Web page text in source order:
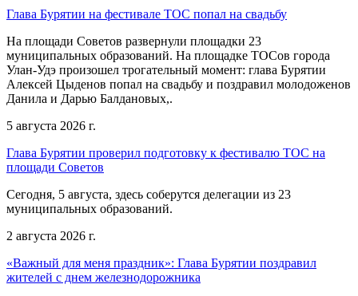
Глава Бурятии на фестивале ТОС попал на свадьбу
На площади Советов развернули площадки 23
муниципальных образований. На площадке ТОСов города
Улан-Удэ произошел трогательный момент: глава Бурятии
Алексей Цыденов попал на свадьбу и поздравил молодоженов
Данила и Дарью Балдановых,.
5 августа 2026 г.
Глава Бурятии проверил подготовку к фестивалю ТОС на
площади Советов
Сегодня, 5 августа, здесь соберутся делегации из 23
муниципальных образований.
2 августа 2026 г.
«Важный для меня праздник»: Глава Бурятии поздравил
жителей с днем железнодорожника